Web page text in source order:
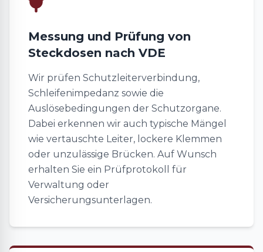
Messung und Prüfung von
Steckdosen nach VDE
Wir prüfen Schutzleiterverbindung,
Schleifenimpedanz sowie die
Auslösebedingungen der Schutzorgane.
Dabei erkennen wir auch typische Mängel
wie vertauschte Leiter, lockere Klemmen
oder unzulässige Brücken. Auf Wunsch
erhalten Sie ein Prüfprotokoll für
Verwaltung oder
Versicherungsunterlagen.